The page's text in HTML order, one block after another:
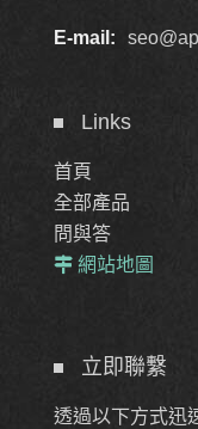
E-mail:
Links
首頁
全部產品
問與答
網站地圖
立即聯繫
透過以下方式迅